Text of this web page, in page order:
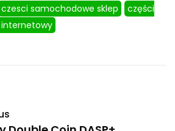
czesci samochodowe sklep
części